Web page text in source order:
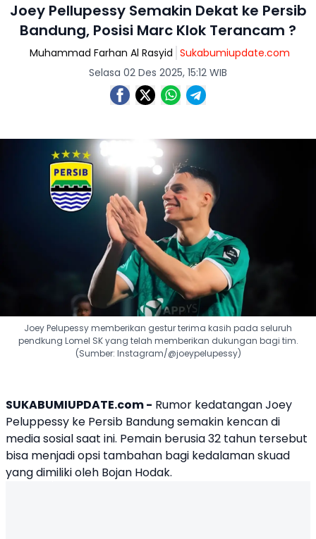
Joey Pellupessy Semakin Dekat ke Persib
Bandung, Posisi Marc Klok Terancam ?
Muhammad Farhan Al Rasyid Sukabumiupdate.com
Selasa 02 Des 2025, 15:12 WIB
Joey Pelupessy memberikan gestur terima kasih pada seluruh
pendkung Lomel SK yang telah memberikan dukungan bagi tim.
(Sumber: Instagram/@joeypelupessy)
SUKABUMIUPDATE.com - Rumor kedatangan Joey
Peluppessy ke Persib Bandung semakin kencan di
media sosial saat ini. Pemain berusia 32 tahun tersebut
bisa menjadi opsi tambahan bagi kedalaman skuad
yang dimiliki oleh Bojan Hodak.